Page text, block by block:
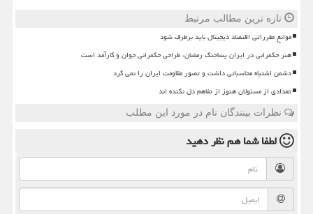
تازه ترین مطالب مرتبط
موانع مقرراتی اقتصاد دیجیتال باید برطرف شود
هنر حکمرانی در ایران پساجنگ رمضان، طراحی حکمرانی جوان و کارآمد است
دشمن اشتباه محاسباتی داشت و تصور مقاومت ایران را نمی کرد
تعدادی از مسئولان هنوز از تفاهم دل نکنده اند
نظرات بینندگان نام در مورد این مطلب
لطفا شما همنظر دهید